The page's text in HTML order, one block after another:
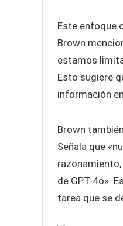
Este enfoque
Brown
estamos
Esto sugiere
información
Brown
Señala que
de GPT-4o».
tarea que se